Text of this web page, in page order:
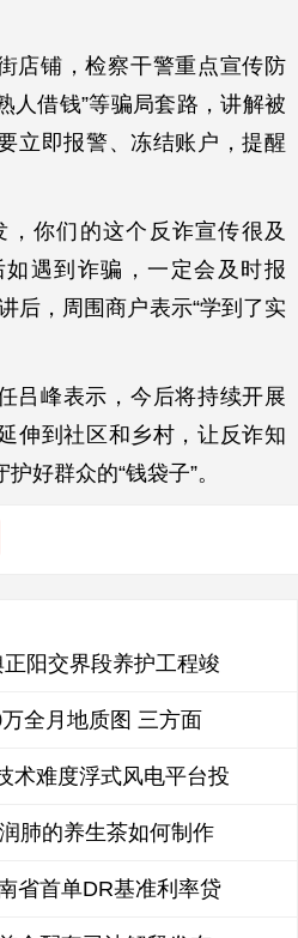
店铺，检察干警重点宣传防
人借钱”等骗局套路，讲解被
立即报警、冻结账户，提醒
，你们的这个反诈宣传很及
遇到诈骗，一定会及时报
后，周围商户表示“学到了实
吕峰表示，今后将持续开展
伸到社区和乡村，让反诈知
好群众的“钱袋子”。
阳交界段养护工程竣
全月地质图 三方面
术难度浮式风电平台投
肺的养生茶如何制作
省首单DR基准利率贷